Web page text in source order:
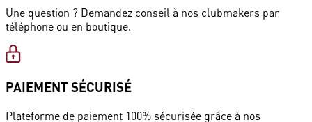
Une question ? Demandez conseil à nos clubmakers par
téléphone ou en boutique.
PAIEMENT SÉCURISÉ
Plateforme de paiement 100% sécurisée grâce à nos